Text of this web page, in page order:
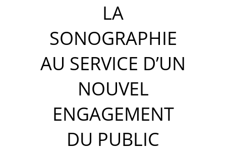
LA
SONOGRAPHIE
AU SERVICE D’UN
NOUVEL
ENGAGEMENT
DU PUBLIC